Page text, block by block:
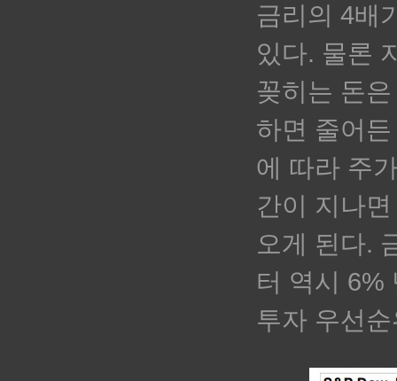
금리의 4배
있다. 물론
꽂히는 돈
하면 줄어
에 따라 주
간이 지나
오게 된다.
터 역시 6%
투자 우선